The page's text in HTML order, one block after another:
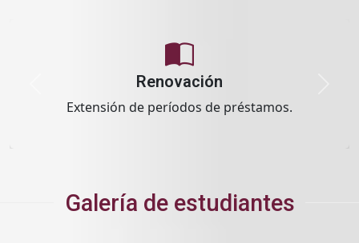
E-Recursos
Recursos electrónicos: bases de datos, libros,